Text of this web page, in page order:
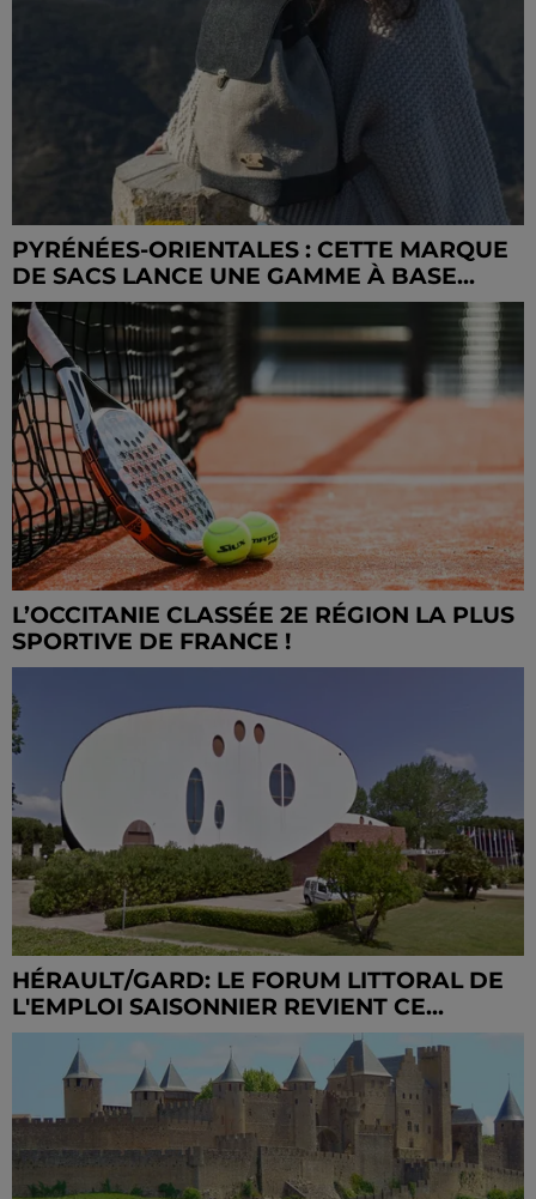
PYRÉNÉES-ORIENTALES : CETTE MARQUE
DE SACS LANCE UNE GAMME À BASE...
L’OCCITANIE CLASSÉE 2E RÉGION LA PLUS
SPORTIVE DE FRANCE !
HÉRAULT/GARD: LE FORUM LITTORAL DE
L'EMPLOI SAISONNIER REVIENT CE...